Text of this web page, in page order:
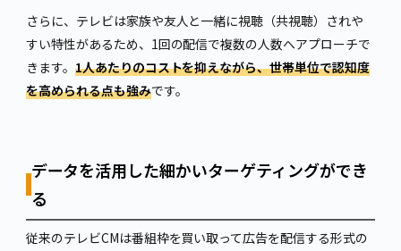
さらに、テレビは家族や友人と一緒に視聴（共視聴）されや
すい特性があるため、1回の配信で複数の人数へアプローチで
きます。 1人あたりのコストを抑えながら、世帯単位で認知度
を高められる点も強みです。
データを活用した細かいターゲティングができ
る
従来のテレビCMは番組枠を買い取って広告を配信する形式の